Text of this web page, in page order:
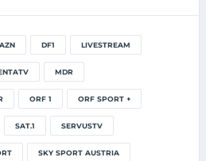
DF1 LIVESTREAM
MDR
ORF 1 ORF SPORT +
SAT.1 SERVUSTV
SKY SPORT AUSTRIA